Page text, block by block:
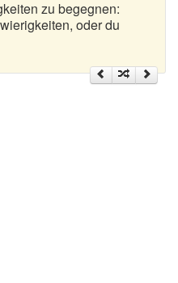
zu begegnen:
oder du